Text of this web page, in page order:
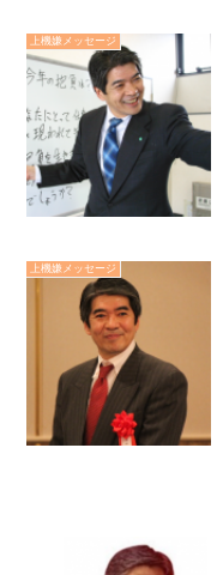
上機嫌メッセージ
上機嫌メッセージ